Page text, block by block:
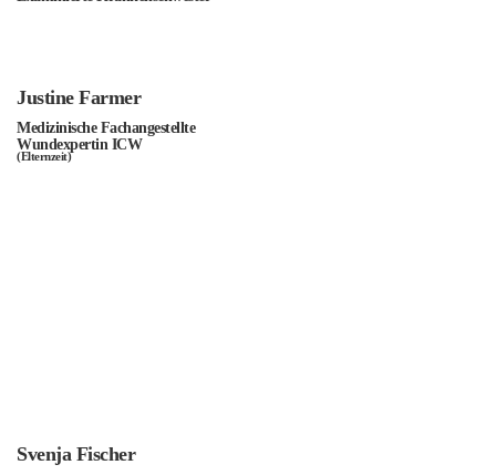
Justine Farmer
Medizinische Fachangestellte
Wundexpertin ICW
(Elternzeit)
Svenja Fischer